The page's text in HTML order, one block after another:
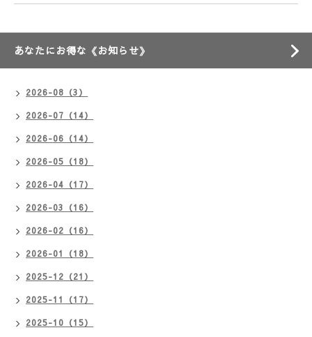
あなたにお得な《お知らせ》
2026-08（3）
2026-07（14）
2026-06（14）
2026-05（18）
2026-04（17）
2026-03（16）
2026-02（16）
2026-01（18）
2025-12（21）
2025-11（17）
2025-10（15）